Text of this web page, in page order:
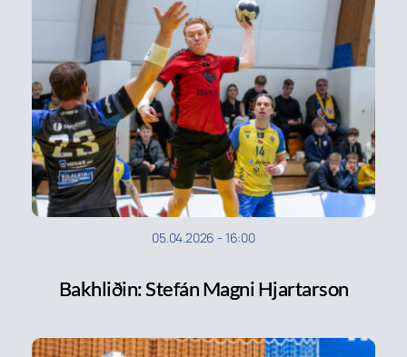
05.04.2026 - 16:00
Bakhliðin: Stefán Magni Hjartarson